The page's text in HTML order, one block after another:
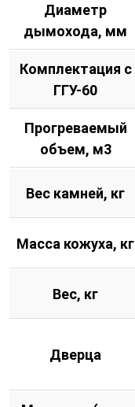
Диаметр
дымохода, мм
Комплектация с
ГГУ-60
Прогреваемый
объем, м3
Вес камней, кг
Масса кожуха, кг
Вес, кг
Дверца